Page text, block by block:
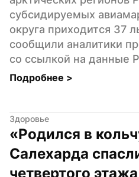
субсидируемых
округа приходится 37
сообщили аналитики
со ссылкой на данные
Подробнее >
Здоровье
«Родился в
Салехарда
четвертого